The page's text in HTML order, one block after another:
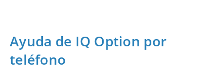
Ayuda de IQ Option por
teléfono